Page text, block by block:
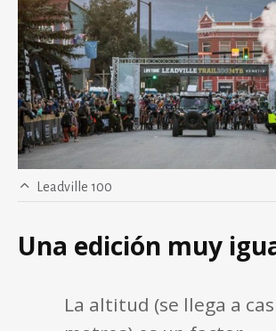
Leadville 100
Una edición muy
La altitud (se llega a